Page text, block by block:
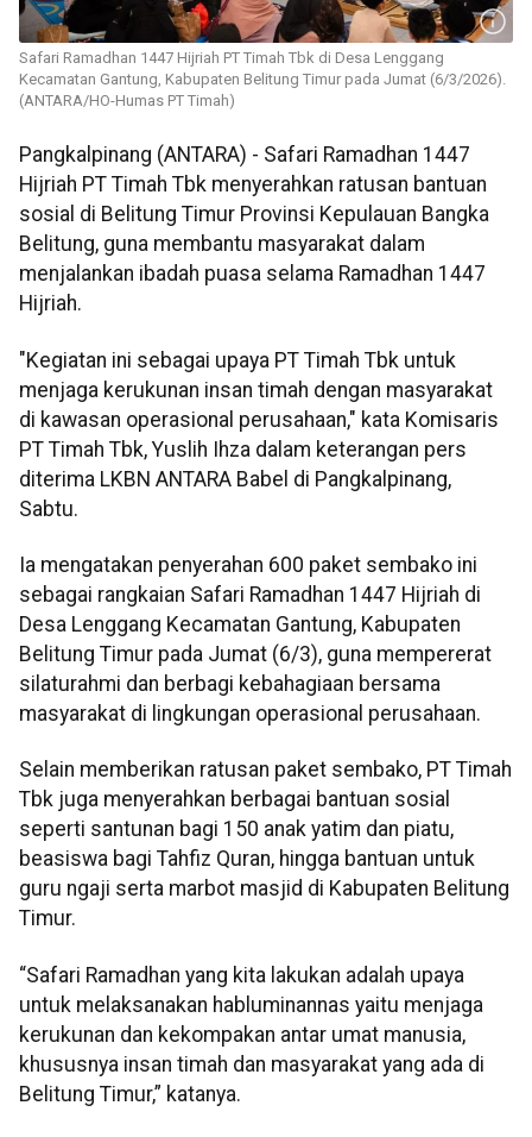
Safari Ramadhan 1447 Hijriah PT Timah Tbk di Desa Lenggang
Kecamatan Gantung, Kabupaten Belitung Timur pada Jumat (6/3/2026).
(ANTARA/HO-Humas PT Timah)
Pangkalpinang (ANTARA) - Safari Ramadhan 1447
Hijriah PT Timah Tbk menyerahkan ratusan bantuan
sosial di Belitung Timur Provinsi Kepulauan Bangka
Belitung, guna membantu masyarakat dalam
menjalankan ibadah puasa selama Ramadhan 1447
Hijriah.
"Kegiatan ini sebagai upaya PT Timah Tbk untuk
menjaga kerukunan insan timah dengan masyarakat
di kawasan operasional perusahaan," kata Komisaris
PT Timah Tbk, Yuslih Ihza dalam keterangan pers
diterima LKBN ANTARA Babel di Pangkalpinang,
Sabtu.
Ia mengatakan penyerahan 600 paket sembako ini
sebagai rangkaian Safari Ramadhan 1447 Hijriah di
Desa Lenggang Kecamatan Gantung, Kabupaten
Belitung Timur pada Jumat (6/3), guna mempererat
silaturahmi dan berbagi kebahagiaan bersama
masyarakat di lingkungan operasional perusahaan.
Selain memberikan ratusan paket sembako, PT Timah
Tbk juga menyerahkan berbagai bantuan sosial
seperti santunan bagi 150 anak yatim dan piatu,
beasiswa bagi Tahfiz Quran, hingga bantuan untuk
guru ngaji serta marbot masjid di Kabupaten Belitung
Timur.
“Safari Ramadhan yang kita lakukan adalah upaya
untuk melaksanakan habluminannas yaitu menjaga
kerukunan dan kekompakan antar umat manusia,
khususnya insan timah dan masyarakat yang ada di
Belitung Timur,” katanya.